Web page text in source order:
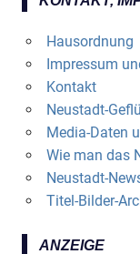
Hausordnung
Impressum
Kontakt
Neustadt-
Media-Daten
Wie man das
Neustadt-
Titel-Bilder-
ANZEIGE